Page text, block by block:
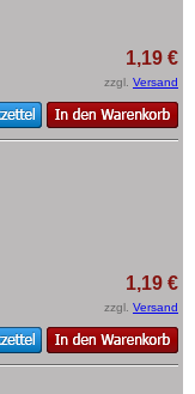
1,19 €
zzgl. Versand
1,19 €
zzgl. Versand